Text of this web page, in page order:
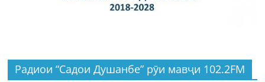
Радиои “Садои Душанбе” рӯи мавҷи 102.2FM